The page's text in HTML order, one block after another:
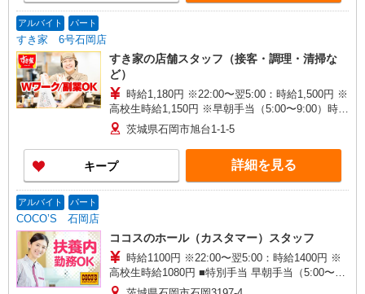
アルバイト パート
すき家 6号石岡店
すき家の店舗スタッフ（接客・調理・清掃な
ど）
時給1,180円 ※22:00〜翌5:00：時給1,500円 ※
高校生時給1,150円 ※早朝手当（5:00〜9:00）時給
＋150円
茨城県石岡市旭台1-1-5
キープ 詳細を見る
アルバイト パート
COCO’S 石岡店
ココスのホール（カスタマー）スタッフ
時給1100円 ※22:00〜翌5:00：時給1400円 ※
高校生時給1080円 ■特別手当 早朝手当（5:00〜
8:00）時給＋200円